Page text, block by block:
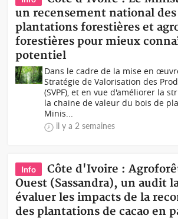
un recensement national des
plantations forestières et
forestières pour mieux
potentiel
Dans le cadre de la mise en
Stratégie de Valorisation des
(SVPF), et en vue d'améliorer la
la chaine de valeur du bois de
Minis...
il y a 2 semaines
Info
Côte d'Ivoire :
Ouest (Sassandra), un audit
évaluer les impacts de la
des plantations de cacao en